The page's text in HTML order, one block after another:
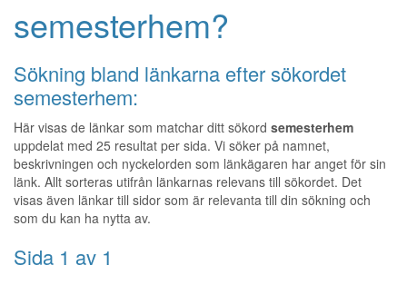
semesterhem?
Sökning bland länkarna efter sökordet
semesterhem:
Här visas de länkar som matchar ditt sökord semesterhem
uppdelat med 25 resultat per sida. Vi söker på namnet,
beskrivningen och nyckelorden som länkägaren har anget för sin
länk. Allt sorteras utifrån länkarnas relevans till sökordet. Det
visas även länkar till sidor som är relevanta till din sökning och
som du kan ha nytta av.
Sida 1 av 1